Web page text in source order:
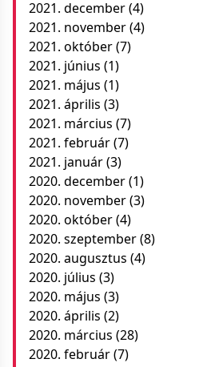
2021. december(4)
2021. november(4)
2021. október(7)
2021. június (1)
2021. május (1)
2021. április (3)
2021. március (7)
2021. február(7)
2021. január(3)
2020. december(1)
2020. november(3)
2020. október(4)
2020. szeptember(8)
2020. augusztus (4)
2020. július (3)
2020. május (3)
2020. április (2)
2020. március (28)
2020. február(7)